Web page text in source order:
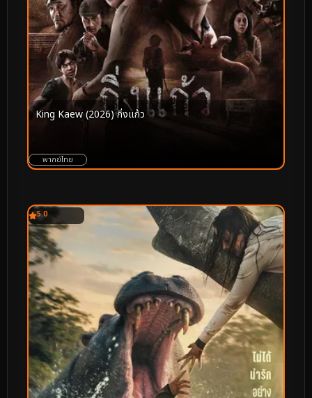
King Kaew (2026) กิ่งแก้ว
พากย์ไทย
5.0